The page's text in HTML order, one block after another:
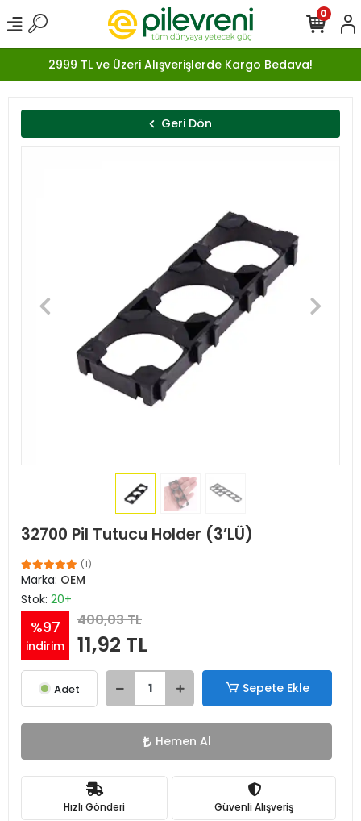
2999 TL ve Üzeri Alışverişlerde Kargo Bedava!
0
Geri Dön
32700 Pil Tutucu Holder (3’LÜ)
(1)
Marka: OEM
Stok: 20+
%97
indirim
400,03 TL
11,92 TL
Adet Sepete Ekle
Hemen Al
Hızlı Gönderi Güvenli Alışveriş